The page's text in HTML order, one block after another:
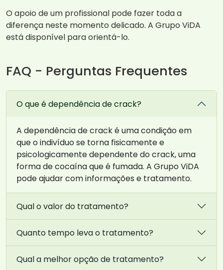
O apoio de um profissional pode fazer toda a
diferença neste momento delicado. A Grupo ViDA
está disponível para orientá-lo.
FAQ - Perguntas Frequentes
O que é dependência de crack?
A dependência de crack é uma condição em
que o indivíduo se torna fisicamente e
psicologicamente dependente do crack, uma
forma de cocaína que é fumada. A Grupo ViDA
pode ajudar com informações e tratamento.
Qual o valor do tratamento?
Quanto tempo leva o tratamento?
Qual a melhor opção de tratamento?